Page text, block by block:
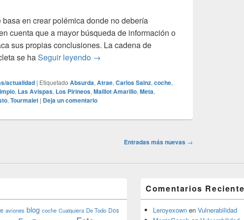
en crear polémica donde no debería
cuenta que a mayor búsqueda de información o
sus propias conclusiones. La cadena de
se haSeguir leyendo Polémicas ficticias
→
actualidad | Etiquetado Absurda, Atrae, Carlos Sainz, coche,
, Las Avispas, Los Pirineos, Maillot Amarillo, Meta,
, Tourmalet | Deja un comentario
Entradas más nuevas →
aviones blog coche Cualquiera De Todo Dos
Comentarios
Leroyexown enVulnerabilidad